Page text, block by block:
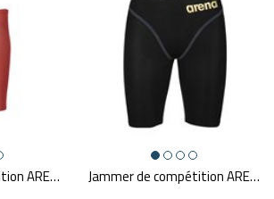
Jammer de compétition ARENA POWERSKIN CARBON AIR2 SUNSET CORAL Jammer de compétition ARENA M PWSKIN CARBON CORE FX